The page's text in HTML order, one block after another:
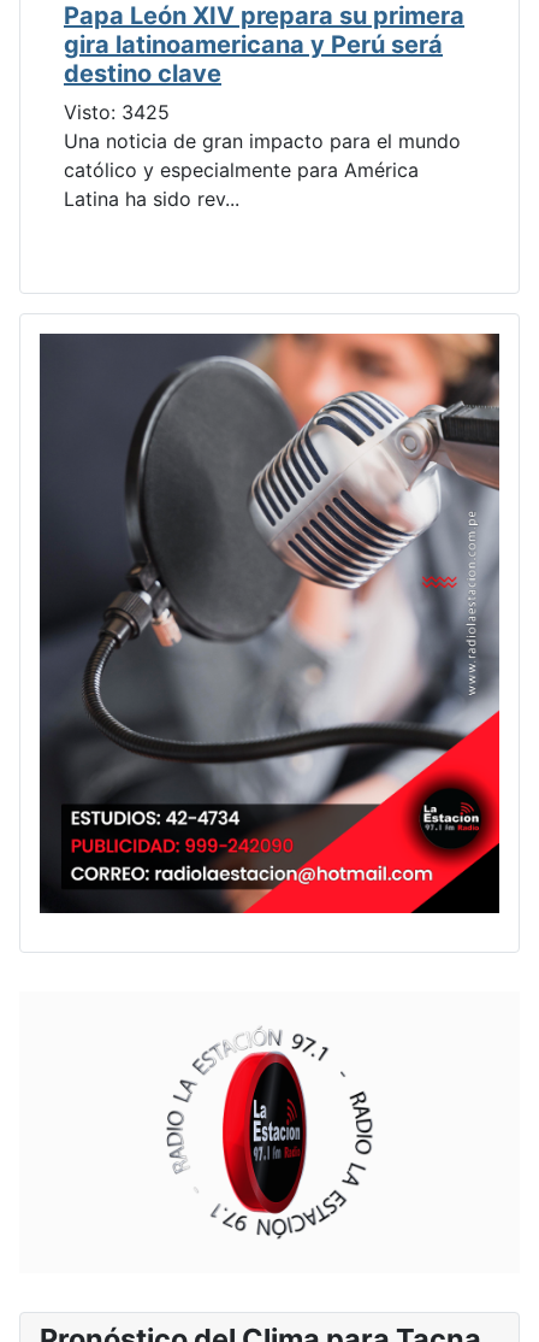
Papa León XIV prepara su primera
gira latinoamericana y Perú será
destino clave
Visto: 3425
Una noticia de gran impacto para el mundo
católico y especialmente para América
Latina ha sido rev...